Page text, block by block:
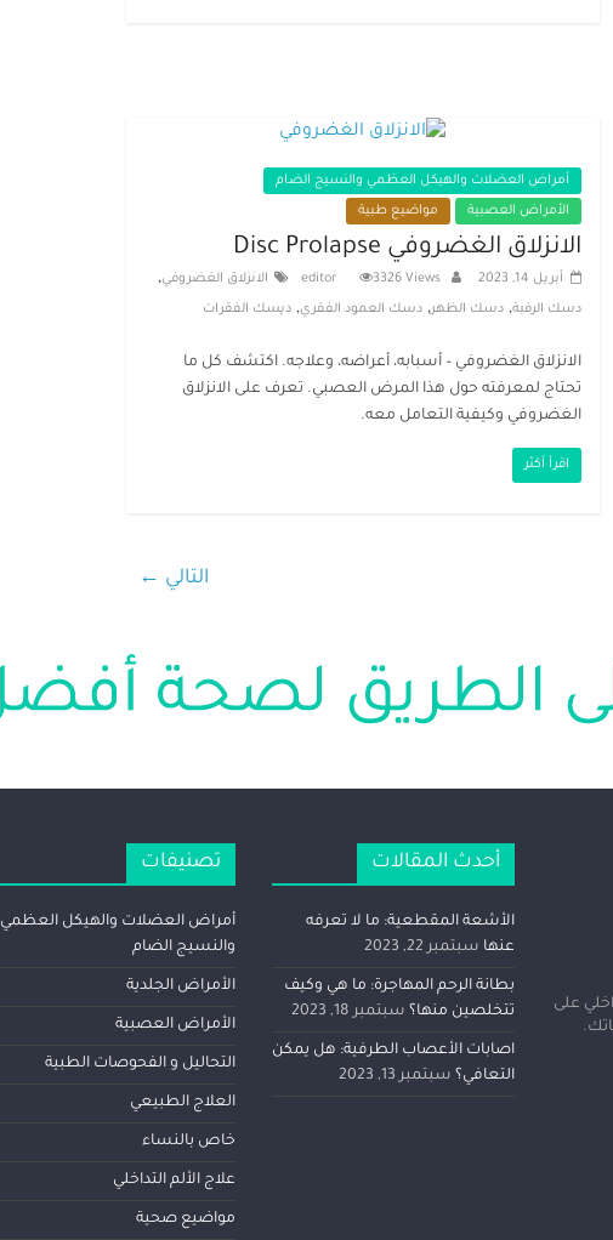
أمراض العضلات والهيكل العظمي والنسيج الضام
الأمراض العصبية مواضيع طبية
الانزلاق الغضروفي Disc Prolapse
أبريل 14, 2023 editor 3326 Views الانزلاق الغضروفي,
دسك الرفبة,دسك الظهر,دسك العمود الفقري,ديسك الفقرات
الانزلاق الغضروفي – أسبابه، أعراضه، وعلاجه. اكتشف كل ما
تحتاج لمعرفته حول هذا المرض العصبي. تعرف على الانزلاق
الغضروفي وكيفية التعامل معه.
اقرأ أكثر
التالي ←
على
أحدث المقالات
الأشعة المقطعية: ما لا تعرفه
عنها سبتمبر 22, 2023
بطانة الرحم المهاجرة: ما هي وكيف
تتخلصين منها؟ سبتمبر 18, 2023
اصابات الأعصاب الطرفية: هل يمكن
التعافي؟ سبتمبر 13, 2023
تصنيفات
أمراض العضلات والهيكل العظمي
والنسيج الضام
الأمراض الجلدية
الأمراض العصبية
التحاليل و الفحوصات الطبية
العلاج الطبيعي
خاص بالنساء
علاج الألم التداخلي
مواضيع صحية